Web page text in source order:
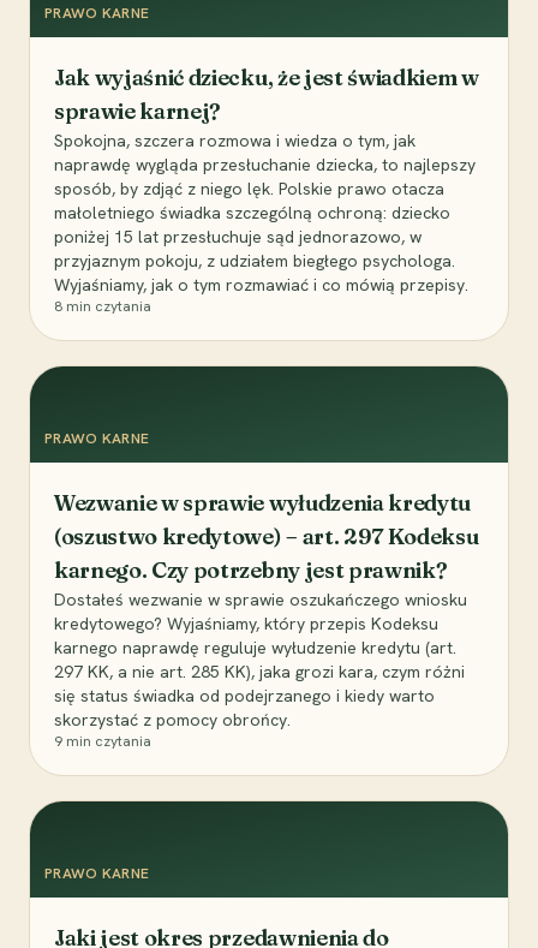
PRAWO KARNE
Jak wyjaśnić dziecku, że jest świadkiem w
sprawie karnej?
Spokojna, szczera rozmowa i wiedza o tym, jak
naprawdę wygląda przesłuchanie dziecka, to najlepszy
sposób, by zdjąć z niego lęk. Polskie prawo otacza
małoletniego świadka szczególną ochroną: dziecko
poniżej 15 lat przesłuchuje sąd jednorazowo, w
przyjaznym pokoju, z udziałem biegłego psychologa.
Wyjaśniamy, jak o tym rozmawiać i co mówią przepisy.
8 min czytania
PRAWO KARNE
Wezwanie w sprawie wyłudzenia kredytu
(oszustwo kredytowe) – art. 297 Kodeksu
karnego. Czy potrzebny jest prawnik?
Dostałeś wezwanie w sprawie oszukańczego wniosku
kredytowego? Wyjaśniamy, który przepis Kodeksu
karnego naprawdę reguluje wyłudzenie kredytu (art.
297 KK, a nie art. 285 KK), jaka grozi kara, czym różni
się status świadka od podejrzanego i kiedy warto
skorzystać z pomocy obrońcy.
9 min czytania
PRAWO KARNE
Jaki jest okres przedawnienia do